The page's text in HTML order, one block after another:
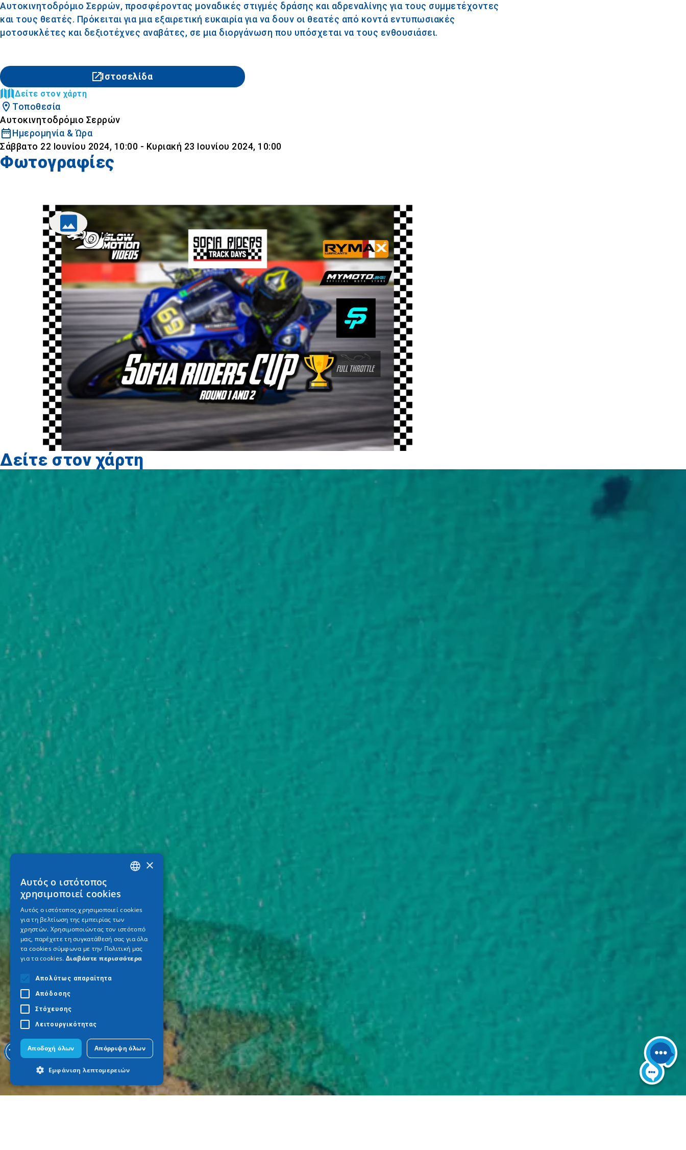
Αυτοκινητοδρόμιο Σερρών, προσφέροντας μοναδικές στιγμές δράσης και αδρεναλίνης για τους συμμετέχοντες
και τους θεατές. Πρόκειται για μια εξαιρετική ευκαιρία για να δουν οι θεατές από κοντά εντυπωσιακές
μοτοσυκλέτες και δεξιοτέχνες αναβάτες, σε μια διοργάνωση που υπόσχεται να τους ενθουσιάσει.
Ιστοσελίδα
Δείτε στον χάρτη
Τοποθεσία
Αυτοκινητοδρόμιο Σερρών
Ημερομηνία & Ώρα
Σάββατο 22 Ιουνίου 2024, 10:00 - Κυριακή 23 Ιουνίου 2024, 10:00
Φωτογραφίες
Δείτε στον χάρτη
×
Αυτός ο ιστότοπος
χρησιμοποιεί cookies
Αυτός ο ιστότοπος χρησιμοποιεί cookies
για τη βελτίωση της εμπειρίας των
χρηστών. Χρησιμοποιώντας τον ιστότοπό
μας, παρέχετε τη συγκατάθεσή σας για όλα
τα cookies σύμφωνα με την Πολιτική μας
για τα cookies. Διαβάστε περισσότερα
Απολύτως απαραίτητα
Απόδοσης
Στόχευσης
Λειτουργικότητας
Αποδοχή όλων Απόρριψη όλων
Εμφάνιση λεπτομερειών